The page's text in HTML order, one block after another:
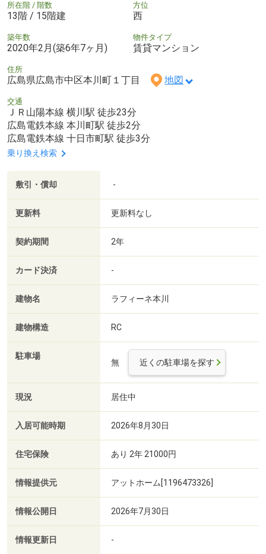
所在階 / 階数
13階 / 15階建
方位
西
築年数
2020年2月(築6年7ヶ月)
物件タイプ
賃貸マンション
住所
広島県広島市中区本川町１丁目 地図
交通
ＪＲ山陽本線 横川駅 徒歩23分
広島電鉄本線 本川町駅 徒歩2分
広島電鉄本線 十日市町駅 徒歩3分
乗り換え検索
敷引・償却 -
更新料 更新料なし
契約期間 2年
カード決済 -
建物名 ラフィーネ本川
建物構造 RC
駐車場
無 近くの駐車場を探す
現況 居住中
入居可能時期 2026年8月30日
住宅保険 あり 2年 21000円
情報提供元 アットホーム[1196473326]
情報公開日 2026年7月30日
情報更新日 -